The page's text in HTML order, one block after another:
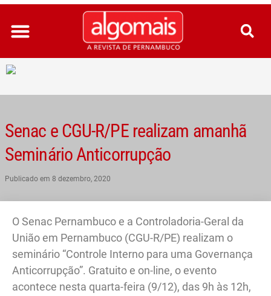
Ir
para
conteúdo
Senac e CGU-R/PE realizam amanhã
Seminário Anticorrupção
Publicado em 8 dezembro, 2020
O Senac Pernambuco e a Controladoria-Geral da
União em Pernambuco (CGU-R/PE) realizam o
seminário “Controle Interno para uma Governança
Anticorrupção”. Gratuito e on-line, o evento
acontece nesta quarta-feira (9/12), das 9h às 12h,